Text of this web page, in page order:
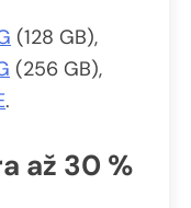
(128 GB),
(256 GB),
.
až 30 %